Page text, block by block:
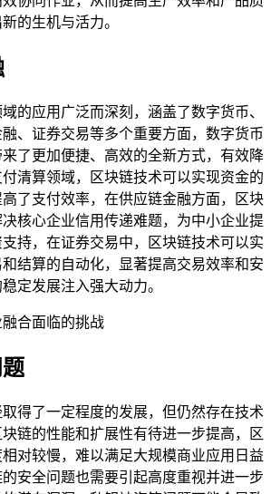
的生机与活力。
的应用广泛而深刻，涵盖了数字货币、
、证券交易等多个重要方面，数字货币
了更加便捷、高效的全新方式，有效降
清算领域，区块链技术可以实现资金的
了支付效率，在供应链金融方面，区块
核心企业信用传递难题，为中小企业提
持，在证券交易中，区块链技术可以实
结算的自动化，显著提高交易效率和安
定发展注入强大动力。
合面临的挑战
得了一定程度的发展，但仍然存在技术
链的性能和扩展性有待进一步提高，区
对较慢，难以满足大规模商业应用日益
安全问题也需要引起高度重视并进一步